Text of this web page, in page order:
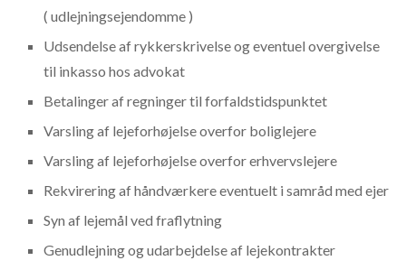
( udlejningsejendomme )
Udsendelse af rykkerskrivelse og eventuel overgivelse
til inkasso hos advokat
Betalinger af regninger til forfaldstidspunktet
Varsling af lejeforhøjelse overfor boliglejere
Varsling af lejeforhøjelse overfor erhvervslejere
Rekvirering af håndværkere eventuelt i samråd med ejer
Syn af lejemål ved fraflytning
Genudlejning og udarbejdelse af lejekontrakter